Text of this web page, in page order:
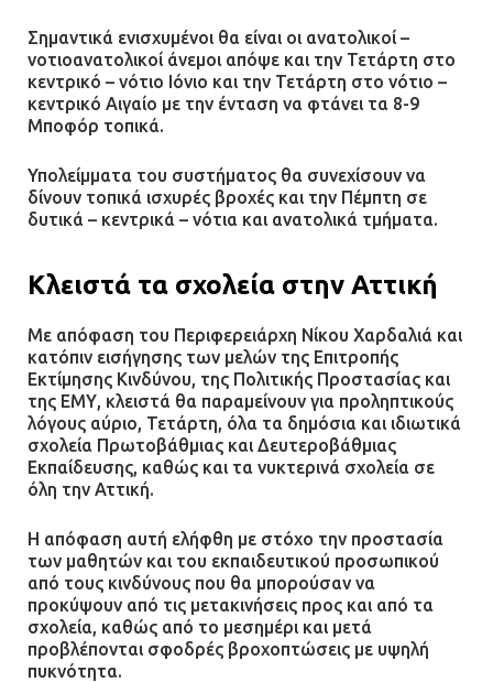
Σημαντικά ενισχυμένοι θα είναι οι ανατολικοί –
νοτιοανατολικοί άνεμοι απόψε και την Τετάρτη στο
κεντρικό – νότιο Ιόνιο και την Τετάρτη στο νότιο –
κεντρικό Αιγαίο με την ένταση να φτάνει τα 8-9
Μποφόρ τοπικά.
Υπολείμματα του συστήματος θα συνεχίσουν να
δίνουν τοπικά ισχυρές βροχές και την Πέμπτη σε
δυτικά – κεντρικά – νότια και ανατολικά τμήματα.
Κλειστά τα σχολεία στην Αττική
Με απόφαση του Περιφερειάρχη Νίκου Χαρδαλιά και
κατόπιν εισήγησης των μελών της Επιτροπής
Εκτίμησης Κινδύνου, της Πολιτικής Προστασίας και
της ΕΜΥ, κλειστά θα παραμείνουν για προληπτικούς
λόγους αύριο, Τετάρτη, όλα τα δημόσια και ιδιωτικά
σχολεία Πρωτοβάθμιας και Δευτεροβάθμιας
Εκπαίδευσης, καθώς και τα νυκτερινά σχολεία σε
όλη την Αττική.
Η απόφαση αυτή ελήφθη με στόχο την προστασία
των μαθητών και του εκπαιδευτικού προσωπικού
από τους κινδύνους που θα μπορούσαν να
προκύψουν από τις μετακινήσεις προς και από τα
σχολεία, καθώς από το μεσημέρι και μετά
προβλέπονται σφοδρές βροχοπτώσεις με υψηλή
πυκνότητα.